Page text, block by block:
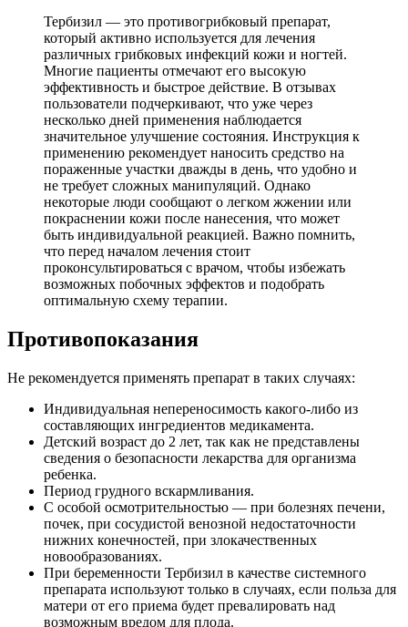
Тербизил — это противогрибковый препарат,
который активно используется для лечения
различных грибковых инфекций кожи и ногтей.
Многие пациенты отмечают его высокую
эффективность и быстрое действие. В отзывах
пользователи подчеркивают, что уже через
несколько дней применения наблюдается
значительное улучшение состояния. Инструкция к
применению рекомендует наносить средство на
пораженные участки дважды в день, что удобно и
не требует сложных манипуляций. Однако
некоторые люди сообщают о легком жжении или
покраснении кожи после нанесения, что может
быть индивидуальной реакцией. Важно помнить,
что перед началом лечения стоит
проконсультироваться с врачом, чтобы избежать
возможных побочных эффектов и подобрать
оптимальную схему терапии.
Противопоказания
Не рекомендуется применять препарат в таких случаях:
Индивидуальная непереносимость какого-либо из
составляющих ингредиентов медикамента.
Детский возраст до 2 лет, так как не представлены
сведения о безопасности лекарства для организма
ребенка.
Период грудного вскармливания.
С особой осмотрительностью — при болезнях печени,
почек, при сосудистой венозной недостаточности
нижних конечностей, при злокачественных
новообразованиях.
При беременности Тербизил в качестве системного
препарата используют только в случаях, если польза для
матери от его приема будет превалировать над
возможным вредом для плода.